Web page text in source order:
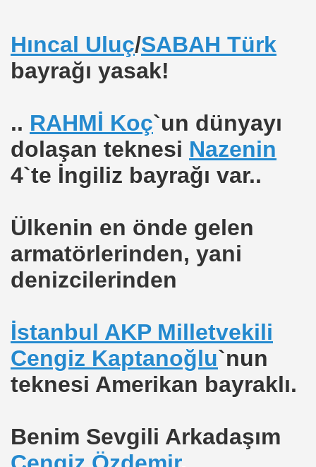
Hıncal Uluç/SABAH Türk
bayrağı yasak!
.. RAHMİ Koç`un dünyayı
dolaşan teknesi Nazenin
4`te İngiliz bayrağı var..
Ülkenin en önde gelen
armatörlerinden, yani
denizcilerinden
İstanbul AKP Milletvekili
Cengiz Kaptanoğlu`nun
teknesi Amerikan bayraklı.
Benim Sevgili Arkadaşım
Verin